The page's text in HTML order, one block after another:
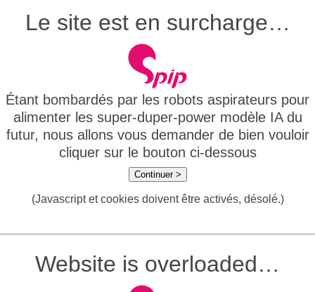
Le site est en surcharge…
Étant bombardés par les robots aspirateurs pour
alimenter les super-duper-power modèle IA du
futur, nous allons vous demander de bien vouloir
cliquer sur le bouton ci-dessous
Continuer >
(Javascript et cookies doivent être activés, désolé.)
Website is overloaded…